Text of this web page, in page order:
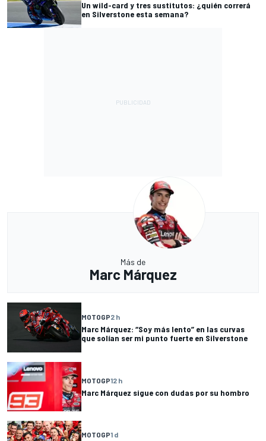
Un wild-card y tres sustitutos: ¿quién correrá
en Silverstone esta semana?
Más de
Marc Márquez
MOTOGP2 h
Marc Márquez: “Soy más lento” en las curvas
que solían ser mi punto fuerte en Silverstone
MOTOGP12 h
Marc Márquez sigue con dudas por su hombro
MOTOGP1 d